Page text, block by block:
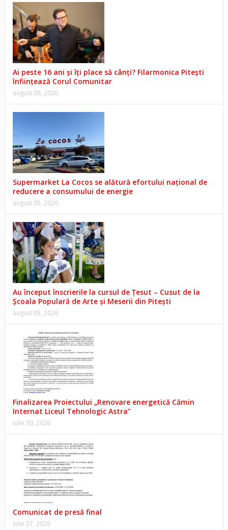
Ai peste 16 ani și îți place să cânți? Filarmonica Pitești
înființează Corul Comunitar
august 06, 2026
Supermarket La Cocos se alătură efortului național de
reducere a consumului de energie
august 05, 2026
Au început înscrierile la cursul de Țesut – Cusut de la
Școala Populară de Arte și Meserii din Pitești
august 05, 2026
Finalizarea Proiectului „Renovare energetică Cămin
Internat Liceul Tehnologic Astra”
iulie 30, 2026
Comunicat de presă final
iulie 27, 2026